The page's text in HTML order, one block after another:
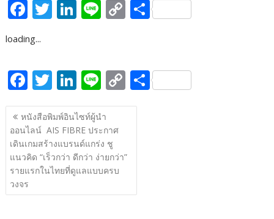
F
e
b
o
o
k
T
er
Li
e
dI
n
Li C
y
Li
n
S
e
loading...
F
ac
e
b
o
o
k
T
w
itt
er
Li
n
k
e
dI
n
Li
n
e
C
o
Li
k
S
แนะแนว
เรื่อง
หนังสือพิมพ์อินไซท์ผู้นำ
ออนไลน์ AIS FIBRE ประกาศ
เดินเกมสร้างแบรนด์แกร่ง ชู
แนวคิด “เร็วกว่า ดีกว่า ง่ายกว่า”
รายแรกในไทยที่ดูแลแบบครบ
วงจร